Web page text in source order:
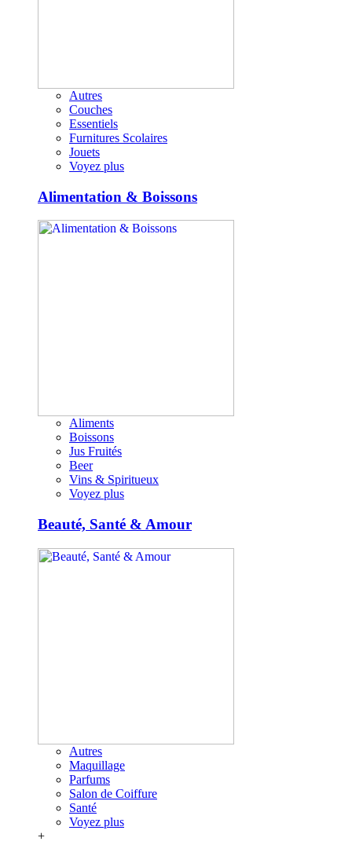
Autres
Couches
Essentiels
Furnitures Scolaires
Jouets
Voyez plus
Alimentation & Boissons
Aliments
Boissons
Jus Fruités
Beer
Vins & Spiritueux
Voyez plus
Beauté, Santé & Amour
Autres
Maquillage
Parfums
Salon de Coiffure
Santé
Voyez plus
+